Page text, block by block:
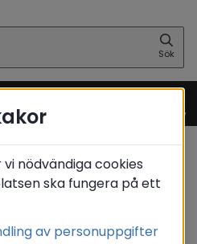
Sök
Meny
Psykisk ohälsa
nödvändiga cookies
ska fungera på ett
av personuppgifter